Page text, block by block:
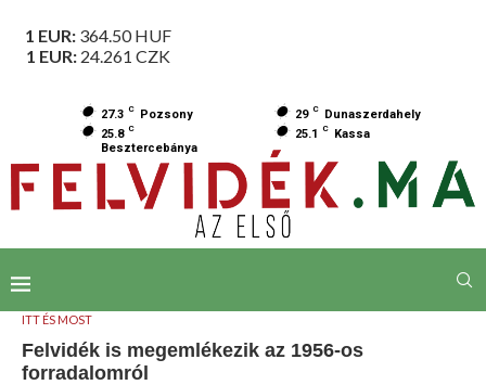
1 EUR: 364.50HUF
1 EUR: 24.261 CZK
27.3 C Pozsony 29 C
Dunaszerdahely
25.8 C
Besztercebánya
25.1 C Kassa
ITT ÉS MOST
Felvidék is megemlékezik az 1956-os
forradalomról